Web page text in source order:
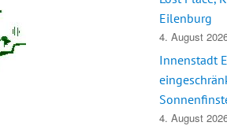
Eilenburg
4. August
Innenstadt
4. August